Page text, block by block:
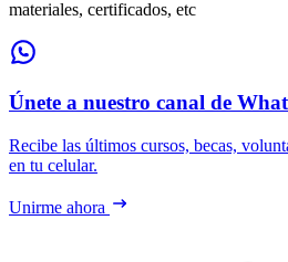
materiales, certificados, etc
Únete a nuestro canal de
Recibe las últimos cursos, becas,
en tu celular.
Unirme ahora